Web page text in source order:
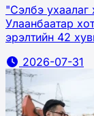
"Сэлбэ ухаалаг
Улаанбаатар
эрэлтийн 42
2026-07-31